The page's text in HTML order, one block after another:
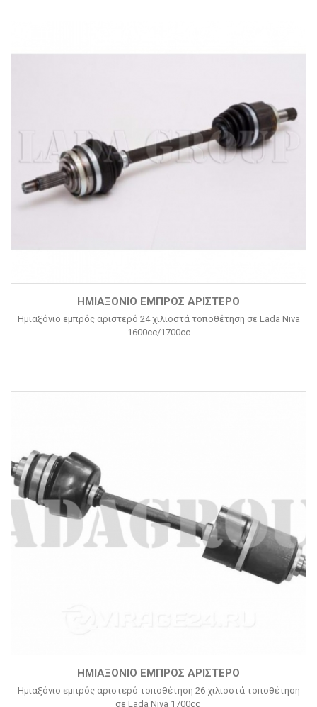
ΗΜΙΑΞΌΝΙΟ ΕΜΠΡΌΣ ΑΡΙΣΤΕΡΌ
Ημιαξόνιο εμπρός αριστερό 24 χιλιοστά τοποθέτηση σε Lada Niva
1600cc/1700cc
ΗΜΙΑΞΌΝΙΟ ΕΜΠΡΌΣ ΑΡΙΣΤΕΡΌ
Ημιαξόνιο εμπρός αριστερό τοποθέτηση 26 χιλιοστά τοποθέτηση
σε Lada Niva 1700cc